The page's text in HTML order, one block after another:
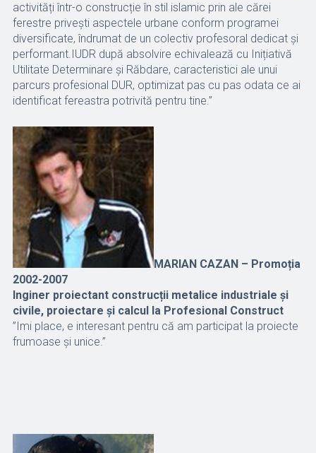
activități într-o construcție în stil islamic prin ale cărei
ferestre privești aspectele urbane conform programei
diversificate, îndrumat de un colectiv profesoral dedicat și
performant.IUDR după absolvire echivalează cu Inițiativă
Utilitate Determinare și Răbdare, caracteristici ale unui
parcurs profesional DUR, optimizat pas cu pas odata ce ai
identificat fereastra potrivită pentru tine.”
MARIAN CAZAN – Promoția
2002-2007
Inginer proiectant construcții metalice industriale și
civile, proiectare și calcul la Profesional Construct
”Imi place, e interesant pentru că am participat la proiecte
frumoase și unice.”